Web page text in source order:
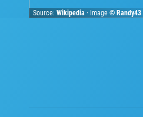
Source:Wikipedia · Image ©Randy43